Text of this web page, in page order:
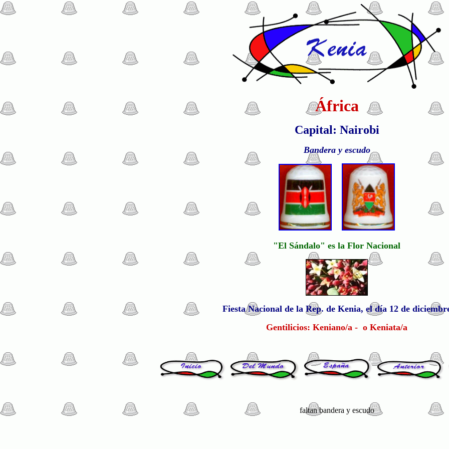
África
Capital: Nairobi
Bandera y escudo
"El Sándalo" es la Flor Nacional
Fiesta Nacional de la Rep. de Kenia, el día 12 de
Gentilicios: Keniano/a - o Keniata/a
faltan bandera y escudo